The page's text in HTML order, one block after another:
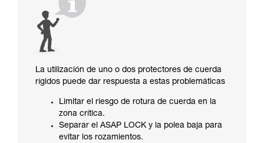
La utilización de uno o dos protectores de cuerda
rígidos puede dar respuesta a estas problemáticas
Limitar el riesgo de rotura de cuerda en la
zona crítica.
Separar el ASAP LOCK y la polea baja para
evitar los rozamientos.